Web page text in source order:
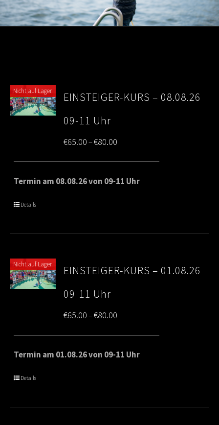
Nicht auf Lager
EINSTEIGER-KURS – 08.08.26
09-11 Uhr
€65.00–€80.00
range:
€65.00
Termin am 08.08.26 von 09-11 Uhr
Details
Nicht auf Lager
EINSTEIGER-KURS – 01.08.26
09-11 Uhr
€65.00–€80.00
range:
€65.00
Termin am 01.08.26 von 09-11 Uhr
Details